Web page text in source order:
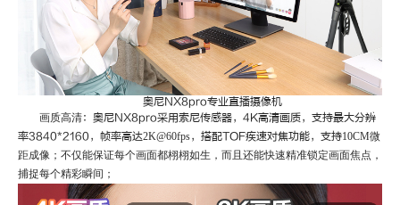
奥尼NX8pro专业直播摄像机
画质高清：奥尼NX8pro采用索尼传感器，4K高清画质，支持最大分辨
率3840*2160，帧率高达2K@60fps，搭配TOF疾速对焦功能，支持10CM微
距成像；不仅能保证每个画面都栩栩如生，而且还能快速精准锁定画面焦点，
捕捉每个精彩瞬间；